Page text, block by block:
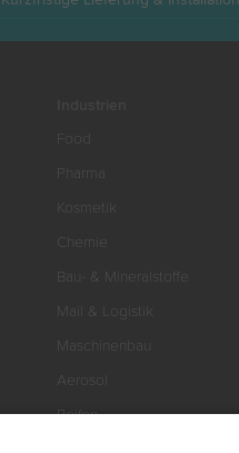
Food
Pharma
Kosmetik
Chemie
Bau- & Mineralstoffe
Mail & Logistik
Maschinenbau
Aerosol
Reifen